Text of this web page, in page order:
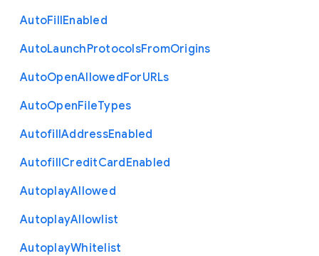
AutoFillEnabled
AutoLaunchProtocolsFromOrigins
AutoOpenAllowedForURLs
AutoOpenFileTypes
AutofillAddressEnabled
AutofillCreditCardEnabled
AutoplayAllowed
AutoplayAllowlist
AutoplayWhitelist